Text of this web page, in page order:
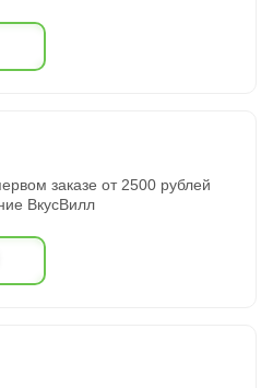
заказе от 2500 рублей
ВкусВилл